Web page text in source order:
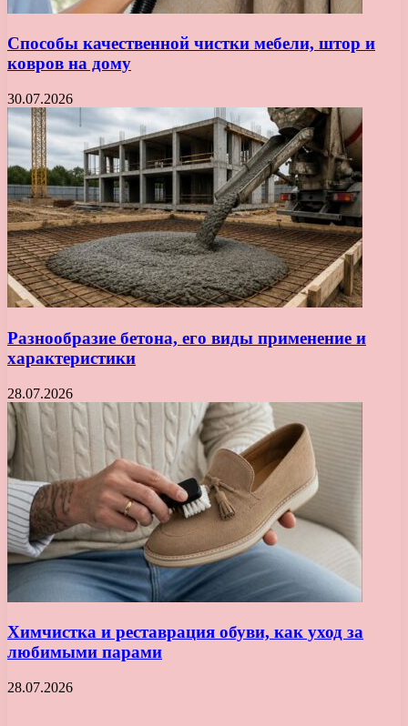
Способы качественной чистки мебели, штор и
ковров на дому
30.07.2026
Разнообразие бетона, его виды применение и
характеристики
28.07.2026
Химчистка и реставрация обуви, как уход за
любимыми парами
28.07.2026